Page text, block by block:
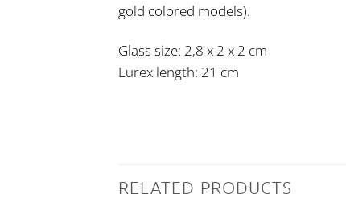
gold colored models).
Glass size: 2,8 x 2 x 2 cm
Lurex length: 21 cm
RELATED PRODUCTS